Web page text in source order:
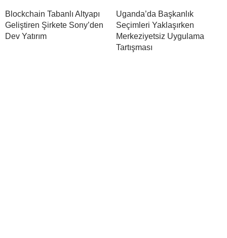
Blockchain Tabanlı Altyapı
Geliştiren Şirkete Sony’den
Dev Yatırım
Uganda’da Başkanlık
Seçimleri Yaklaşırken
Merkeziyetsiz Uygulama
Tartışması